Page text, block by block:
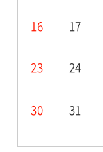
16 17
23 24
30 31